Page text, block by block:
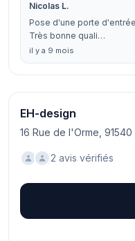
Nicolas L.
Pose d'une porte
Très bonne quali…
il y a 9 mois
EH-design
16 Rue de l'Orme,
2 avis vérifiés